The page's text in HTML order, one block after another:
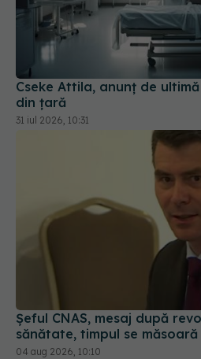
Cseke Attila, anunț de
din țară
31 iul 2026, 10:31
Șeful CNAS, mesaj după
sănătate, timpul se
04 aug 2026, 10:10